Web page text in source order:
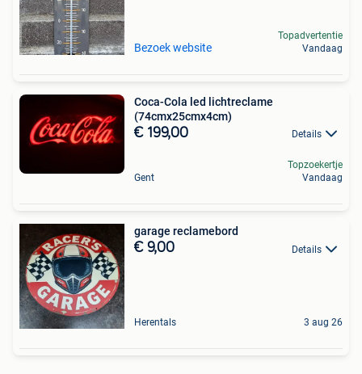
Bezoek website
Topadvertentie
Vandaag
Coca-Cola led lichtreclame
(74cmx25cmx4cm)
€ 199,00 Details
Gent
Topzoekertje
Vandaag
garage reclamebord
€ 9,00 Details
Herentals 3 aug 26